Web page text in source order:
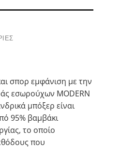
σπορ εμφάνιση με την
εσωρούχων MODERN
μπόξερ είναι
95% βαμβάκι
το οποίο
που